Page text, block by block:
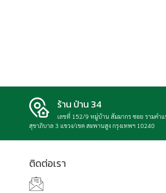
ร้าน ป่าน 34
เลขที่ 152/9 หมู่บ้าน สัมมากร ซอย รามคำ
สุขาภิบาล 3 แขวง/เขต สะพานสูง กรุงเทพฯ 10240
ติดต่อเรา